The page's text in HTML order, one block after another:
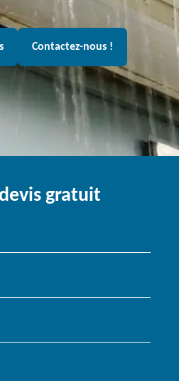
Contactez-nous !
gratuit